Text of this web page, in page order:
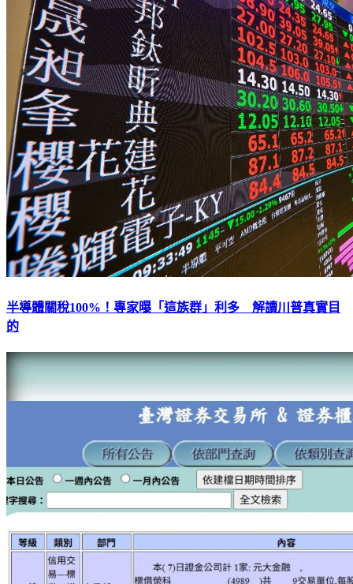
半導體關稅100%！專家曝「這族群」利多 解讀川普真實目
的